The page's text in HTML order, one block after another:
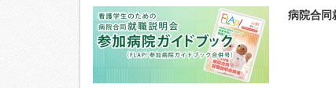
病院合